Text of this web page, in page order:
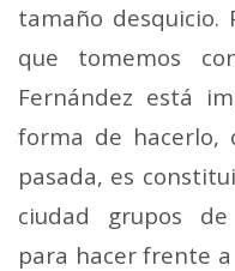
tamaño desquicio.
que tomemos
Fernández está
forma de hacerlo,
pasada, es
ciudad grupos de
para hacer frente